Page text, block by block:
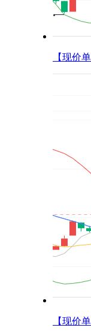
【现价
【现价